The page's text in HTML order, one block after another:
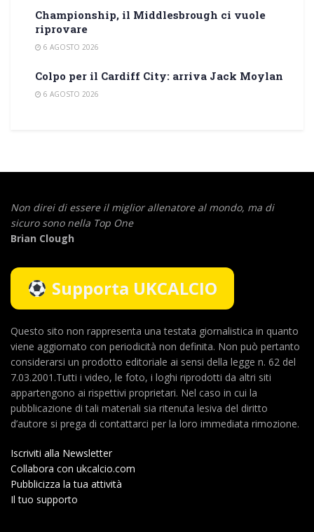
Championship, il Middlesbrough ci vuole
riprovare
6 AGOSTO 2026
Colpo per il Cardiff City: arriva Jack Moylan
6 AGOSTO 2026
Non direi di essere il miglior allenatore al mondo, ma di
sicuro sono nella Top One
Brian Clough
Supporta UKCALCIO
Questo sito non rappresenta una testata giornalistica in quanto
viene aggiornato con periodicità non definita. Non può pertanto
considerarsi un prodotto editoriale ai sensi della legge n. 62 del
7.03.2001.Tutti i video, le foto, i loghi riprodotti da altri siti
appartengono ai rispettivi proprietari. Nel caso in cui la
pubblicazione di tali materiali sia ritenuta lesiva del diritto
d’autore si prega di contattarci per la loro immediata rimozione.
Iscriviti alla Newsletter
Collabora con ukcalcio.com
Pubblicizza la tua attività
Il tuo supporto